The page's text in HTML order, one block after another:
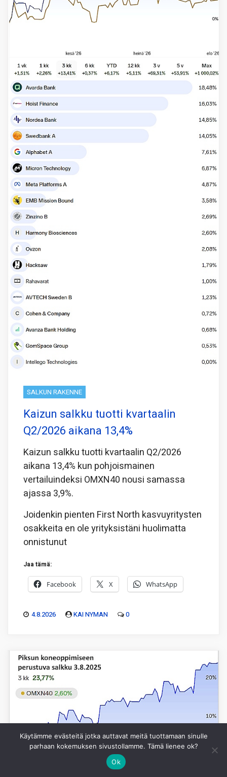
SALKUN RAKENNE
Kaizun salkku tuotti kvartaalin
Q2/2026 aikana 13,4%
Kaizun salkku tuotti kvartaalin Q2/2026
aikana 13,4% kun pohjoismainen
vertailuindeksi OMXN40 nousi samassa
ajassa 3,9%.
Joidenkin pienten First North kasvuyritysten
osakkeita en ole yrityksistäni huolimatta
onnistunut
Jaa tämä:
Facebook X WhatsApp
4.8.2026 KAI NYMAN 0
Käytämme evästeitä jotka auttavat meitä tuottamaan sinulle
parhaan kokemuksen sivustollamme. Tämä lienee ok?
Ok